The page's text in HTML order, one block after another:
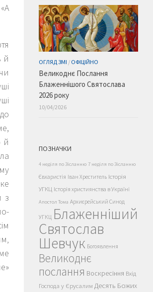
А
й
й
з
»
ОГЛЯД ЗМІ / ОФІЦІЙНО
Великоднє Послання
Блаженнішого Святослава
2026 року
10/04/2026
ПОЗНАЧКИ
4 неділя по Зісланню 7 неділя по Зісланню
Євхаристія Іван Хреститель Історія
УГКЦ Історія християнства в Україні
Апостол Тома Архиєрейський Синод
УГКЦ Блаженніший
Святослав
Шевчук Богоявлення
Великоднє
послання Воскресіння Вхід
Господа у Єрусалим Десять Божих